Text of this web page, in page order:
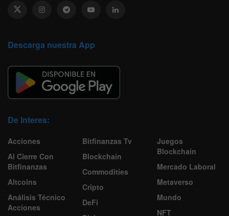
Descarga nuestra App
De Interes:
Acciones
Al Cierre Con
Bitfinanzas
Altcoins
Análisis Técnico
Acciones
Bitfinanzas Tv
Blockchain
Commodities
Cripto
DeFi
Juegos
Blockchain
Mercado Laboral
Metaverso
Mundo
NFT